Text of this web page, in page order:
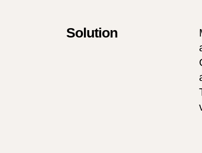
Solution